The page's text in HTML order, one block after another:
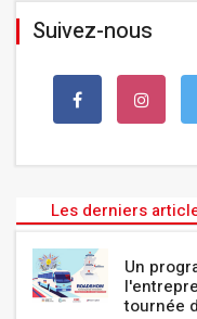
Suivez-nous
Les derniers
Un
tournée